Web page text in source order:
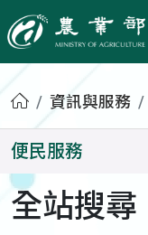
農業部
首頁資訊與服務
便民服務
全站搜尋